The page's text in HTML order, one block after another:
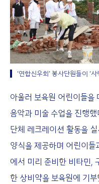
‘연합신우회’ 봉사단원들이 ‘
아울러 보육원 어린이들을
음악과 미술 수업을 진행
단체 레크레이션 활동을
양식을 제공하며 어린이
에서 미리 준비한 비타민,
한 상비약을 보육원에 기